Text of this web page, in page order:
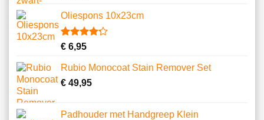
Oliespons 10x23cm
Gewaardeerd
gebaseerd
op
9
klantbeoordelingen
€6,95
Rubio Monocoat Stain Remover Set
€49,95
Padhouder met Handgreep Klein